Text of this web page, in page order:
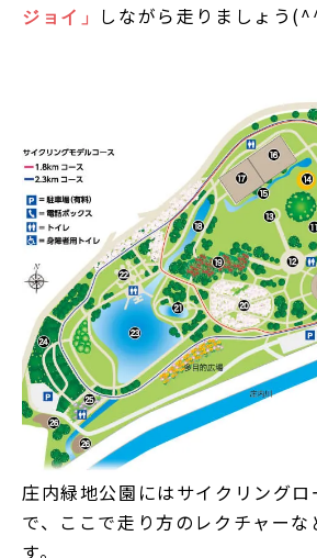
ジョイ」
しながら走りましょう
庄内緑地公園にはサイクリング
で、ここで走り方のレクチャーな
す。